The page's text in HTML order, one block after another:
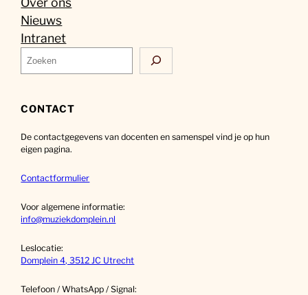
Nieuws
Intranet
Z
o
k
n
CONTACT
De contactgegevens van docenten en samenspel vind je op hun
eigen pagina.
Contactformulier
Voor algemene informatie:
info@muziekdomplein.nl
Leslocatie:
Domplein 4, 3512 JC Utrecht
Telefoon / WhatsApp / Signal: